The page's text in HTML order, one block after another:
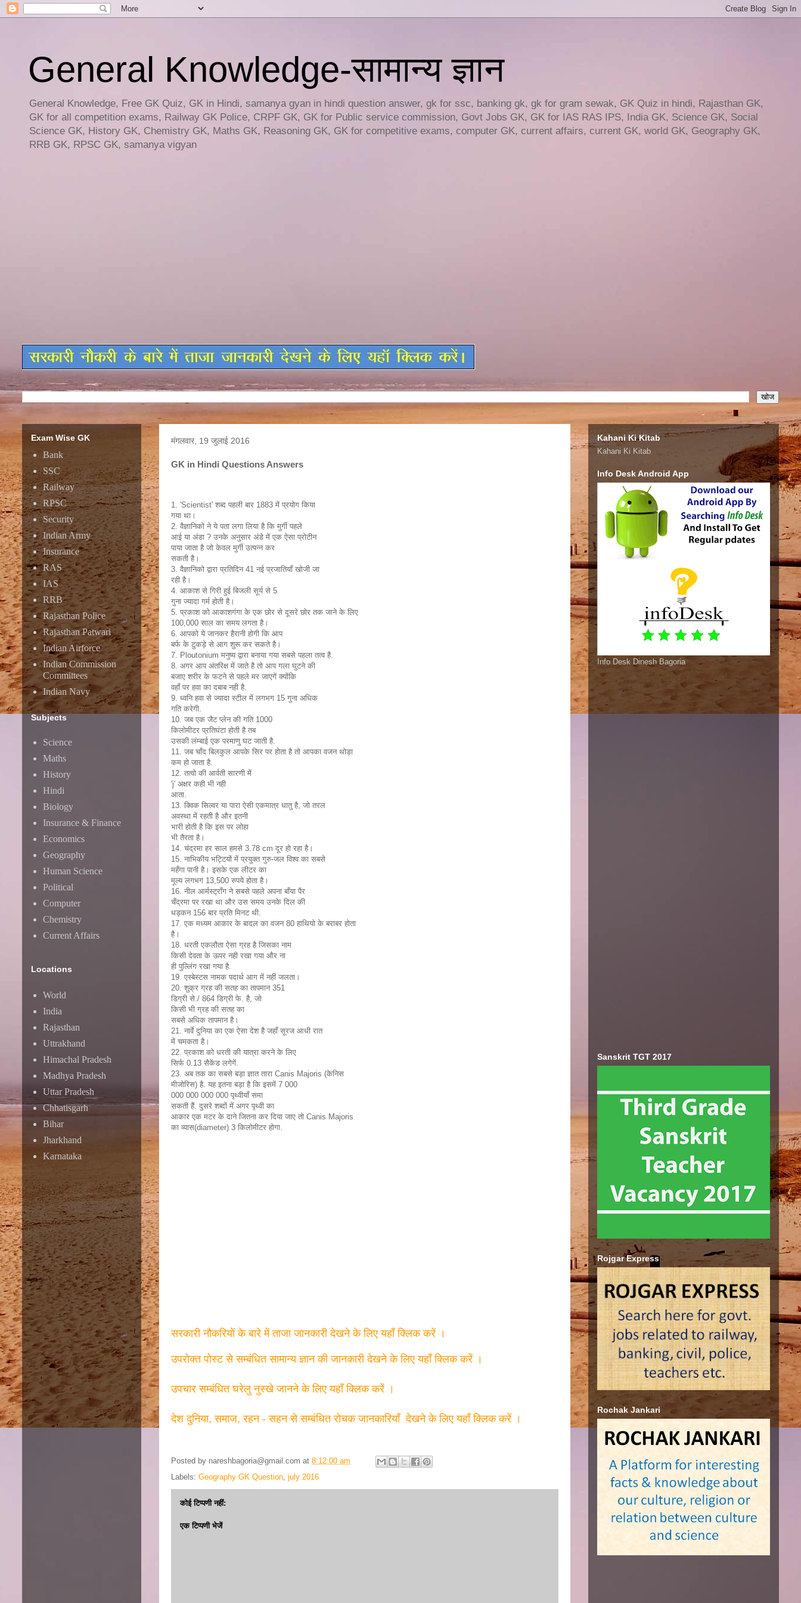
General Knowledge-सामान्य ज्ञान
General Knowledge, Free GK Quiz, GK in Hindi, samanya gyan in hindi question answer, gk for ssc, banking gk, gk for gram sewak, GK Quiz in hindi, Rajasthan GK,
GK for all competition exams, Railway GK Police, CRPF GK, GK for Public service commission, Govt Jobs GK, GK for IAS RAS IPS, India GK, Science GK, Social
Science GK, History GK, Chemistry GK, Maths GK, Reasoning GK, GK for competitive exams, computer GK, current affairs, current GK, world GK, Geography GK,
RRB GK, RPSC GK, samanya vigyan
मंगलवार, 19 जुलाई 2016
GK in Hindi Questions Answers
1. 'Scientist' शब्द पहली बार 1883 में प्रयोग किया
गया था।
2. वैज्ञानिको ने ये पता लगा लिया है कि मुर्गी पहले
आई या अंडा ? उनके अनुसार अंडे में एक ऐसा प्रोटीन
पाया जाता है जो केवल मुर्गी उत्पन्न कर
सकती है।
3. वैज्ञानिको द्वारा प्रतिदिन 41 नई प्रजातियाँ खोजी जा
रही है।
4. आकाश से गिरी हुई बिजली सूर्य से 5
गुना ज्यादा गर्म होती है।
5. प्रकाश को आकाशगंगा के एक छोर से दूसरे छोर तक जाने के लिए
100,000 साल का समय लगता है।
6. आपको ये जानकर हैरानी होगी कि आप
बर्फ के टुकड़े से आग शुरू कर सकते है।
7. Ploutonium मनुष्य द्वारा बनाया गया सबसे पहला तत्व है.
8. अगर आप अंतरिक्ष में जाते है तो आप गला घुटने की
बजाए शरीर के फटने से पहले मर जाएगें क्योंकि
वहाँ पर हवा का दबाब नही है.
9. ध्वनि हवा से ज्यादा स्टील में लगभग 15 गुना अधिक
गति करेगी.
10. जब एक जैट प्लेन की गति 1000
किलोमीटर प्रतिघंटा होती है तब
उसकी लंम्बाई एक परमाणु घट जाती है.
11. जब चाँद बिलकुल आपके सिर पर होता है तो आपका वजन थोड़ा
कम हो जाता है.
12. तत्वो की आर्वती सारणी में
'j' अक्षर कही भी नही
आता.
13. क्विक सिल्वर या पारा ऐसी एकमात्र धातु है, जो तरल
अवस्था में रहती है और इतनी
भारी होती है कि इस पर लोहा
भी तैरता है।
14. चंद्रमा हर साल हमसे 3.78 cm दूर हो रहा है।
15. नाभिकीय भट्टियों में प्रयुक्त गुरु-जल विश्व का सबसे
महँगा पानी है। इसके एक लीटर का
मूल्य लगभग 13,500 रुपये होता है।
16. नील आर्मस्ट्राँग ने सबसे पहले अपना बाँया पैर
चँद्रमा पर रखा था और उस समय उनके दिल की
धड़कन 156 बार प्रति मिनट थी.
17. एक मध्यम आकार के बादल का वजन 80 हाथियो के बराबर होता
है।
18. धरती एकलौता ऐसा ग्रह है जिसका नाम
किसी देवता के ऊपर नही रखा गया और ना
ही पुल्लिंग रखा गया है.
19. एस्बेस्टस नामक पदार्थ आग में नहीं जलता।
20. शुक्र ग्रह की सतह का तापमान 351
डिग्री से./ 864 डिग्री फे. है, जो
किसी भी ग्रह की सतह का
सबसे अधिक तापमान है।
21. नार्वे दुनिया का एक ऐसा देश है जहाँ सूरज आधी रात
में चमकता है।
22. प्रकाश को धरती की यात्रा करने के लिए
सिर्फ 0.13 सैकेंड लगेगें.
23. अब तक का सबसे बड़ा ज्ञात तारा Canis Majoris (केनिस
मीजोरिस) है. यह इतना बड़ा है कि इसमें 7 000
000 000 000 000 पृथ्वीयाँ समा
सकती हैं. दुसरे शब्दों में अगर पृथ्वी का
आकार एक मटर के दाने जितना कर दिया जाए तो Canis Majoris
का व्यास(diameter) 3 किलोमीटर होगा.
सरकारी नौकरियों के बारे में ताजा जानकारी देखने के लिए यहाँ क्लिक करें ।
उपरोक्त पोस्ट से सम्बंधित सामान्य ज्ञान की जानकारी देखने के लिए यहाँ क्लिक करें ।
उपचार सम्बंधित घरेलु नुस्खे जानने के लिए यहाँ क्लिक करें ।
देश दुनिया, समाज, रहन - सहन से सम्बंधित रोचक जानकारियाँ देखने के लिए यहाँ क्लिक करें ।
Posted by nareshbagoria@gmail.com at 8:12:00 am
Labels: Geography GK Question, july 2016
कोई टिप्पणी नहीं:
एक टिप्पणी भेजें
Exam Wise GK
Bank
SSC
Railway
RPSC
Security
Indian Army
Insurance
RAS
IAS
RRB
Rajasthan Police
Rajasthan Patwari
Indian Airforce
Indian Commission
Committees
Indian Navy
Subjects
Science
Maths
History
Hindi
Biology
Insurance & Finance
Economics
Geography
Human Science
Political
Computer
Chemistry
Current Affairs
Locations
World
India
Rajasthan
Uttrakhand
Himachal Pradesh
Madhya Pradesh
Uttar Pradesh
Chhatisgarh
Bihar
Jharkhand
Karnataka
Kahani Ki Kitab
Kahani Ki Kitab
Info Desk Android App
Info Desk Dinesh Bagoria
Sanskrit TGT 2017
Rojgar Express
Rochak Jankari